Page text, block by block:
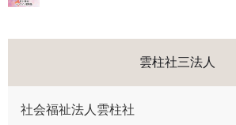
雲柱社三法人
社会福祉法人雲柱社